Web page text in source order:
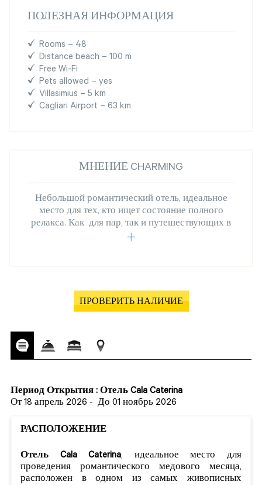
ПОЛЕЗНАЯ ИНФОРМАЦИЯ
Rooms – 48
Distance beach – 100 m
Free Wi-Fi
Pets allowed – yes
Villasimius – 5 km
Cagliari Airport – 63 km
МНЕНИЕ CHARMING
Небольшой романтический отель, идеальное
место для тех, кто ищет состояние полного
релакса. Как для пар, так и путешествующих в
ПРОВЕРИТЬ НАЛИЧИЕ
Период Открытия : Отель Cala Caterina
От 18 апрель 2026 - До 01 ноябрь 2026
РАСПОЛОЖЕНИЕ
Отель Cala Caterina, идеальное место для
проведения романтического медового месяца,
расположен в одном из самых живописных